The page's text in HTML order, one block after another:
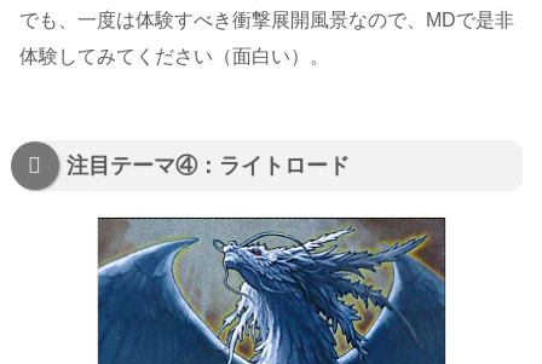
でも、一度は体験すべき衝撃展開風景なので、MDで是非
体験してみてください（面白い）。
注目テーマ④：ライトロード